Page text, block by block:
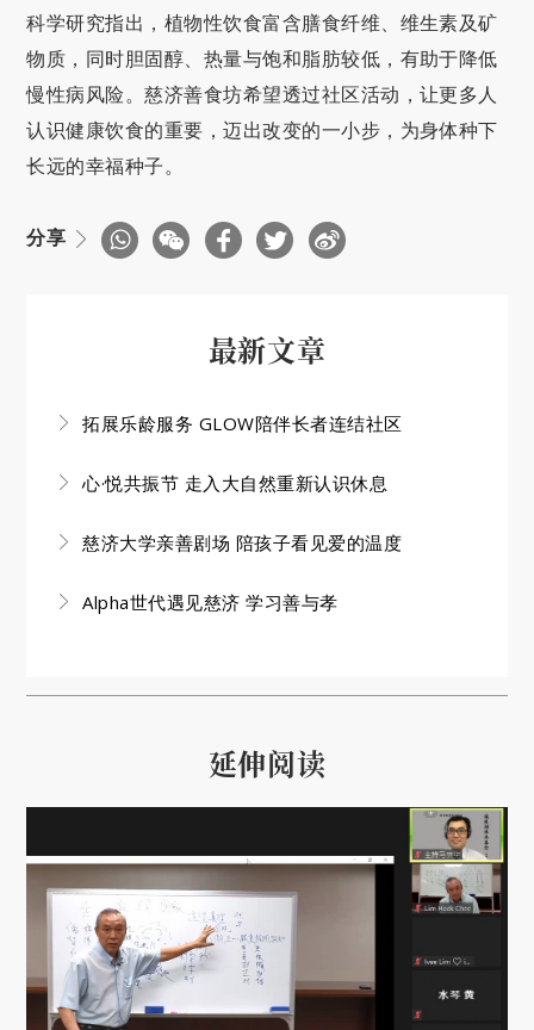
科学研究指出，植物性饮食富含膳食纤维、维生素及矿
物质，同时胆固醇、热量与饱和脂肪较低，有助于降低
慢性病风险。慈济善食坊希望透过社区活动，让更多人
认识健康饮食的重要，迈出改变的一小步，为身体种下
长远的幸福种子。
分享
最新文章
拓展乐龄服务 GLOW陪伴长者连结社区
心·悦共振节 走入大自然重新认识休息
慈济大学亲善剧场 陪孩子看见爱的温度
Alpha世代遇见慈济 学习善与孝
延伸阅读